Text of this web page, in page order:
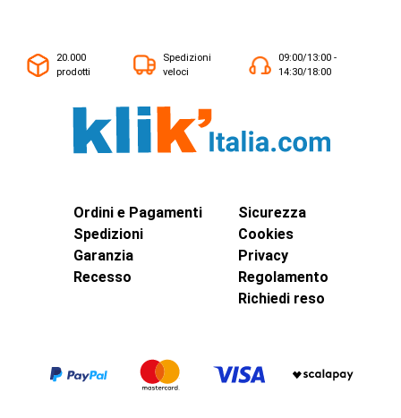
20.000
prodotti
Spedizioni
veloci
09:00/13:00 -
14:30/18:00
Ordini e Pagamenti
Spedizioni
Garanzia
Recesso
Sicurezza
Cookies
Privacy
Regolamento
Richiedi reso